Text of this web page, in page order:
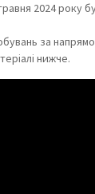
2024 року
за
нижче.